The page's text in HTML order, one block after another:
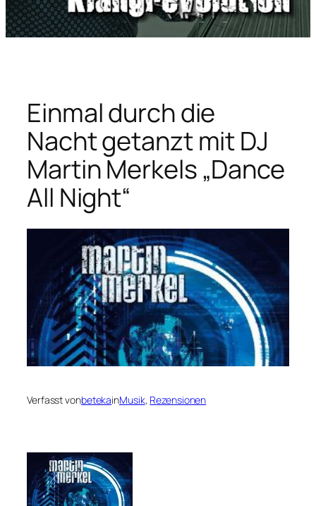
Einmal durch die
Nacht getanzt mit DJ
Martin Merkels „Dance
All Night“
Verfasst vonbetekainMusik, Rezensionen